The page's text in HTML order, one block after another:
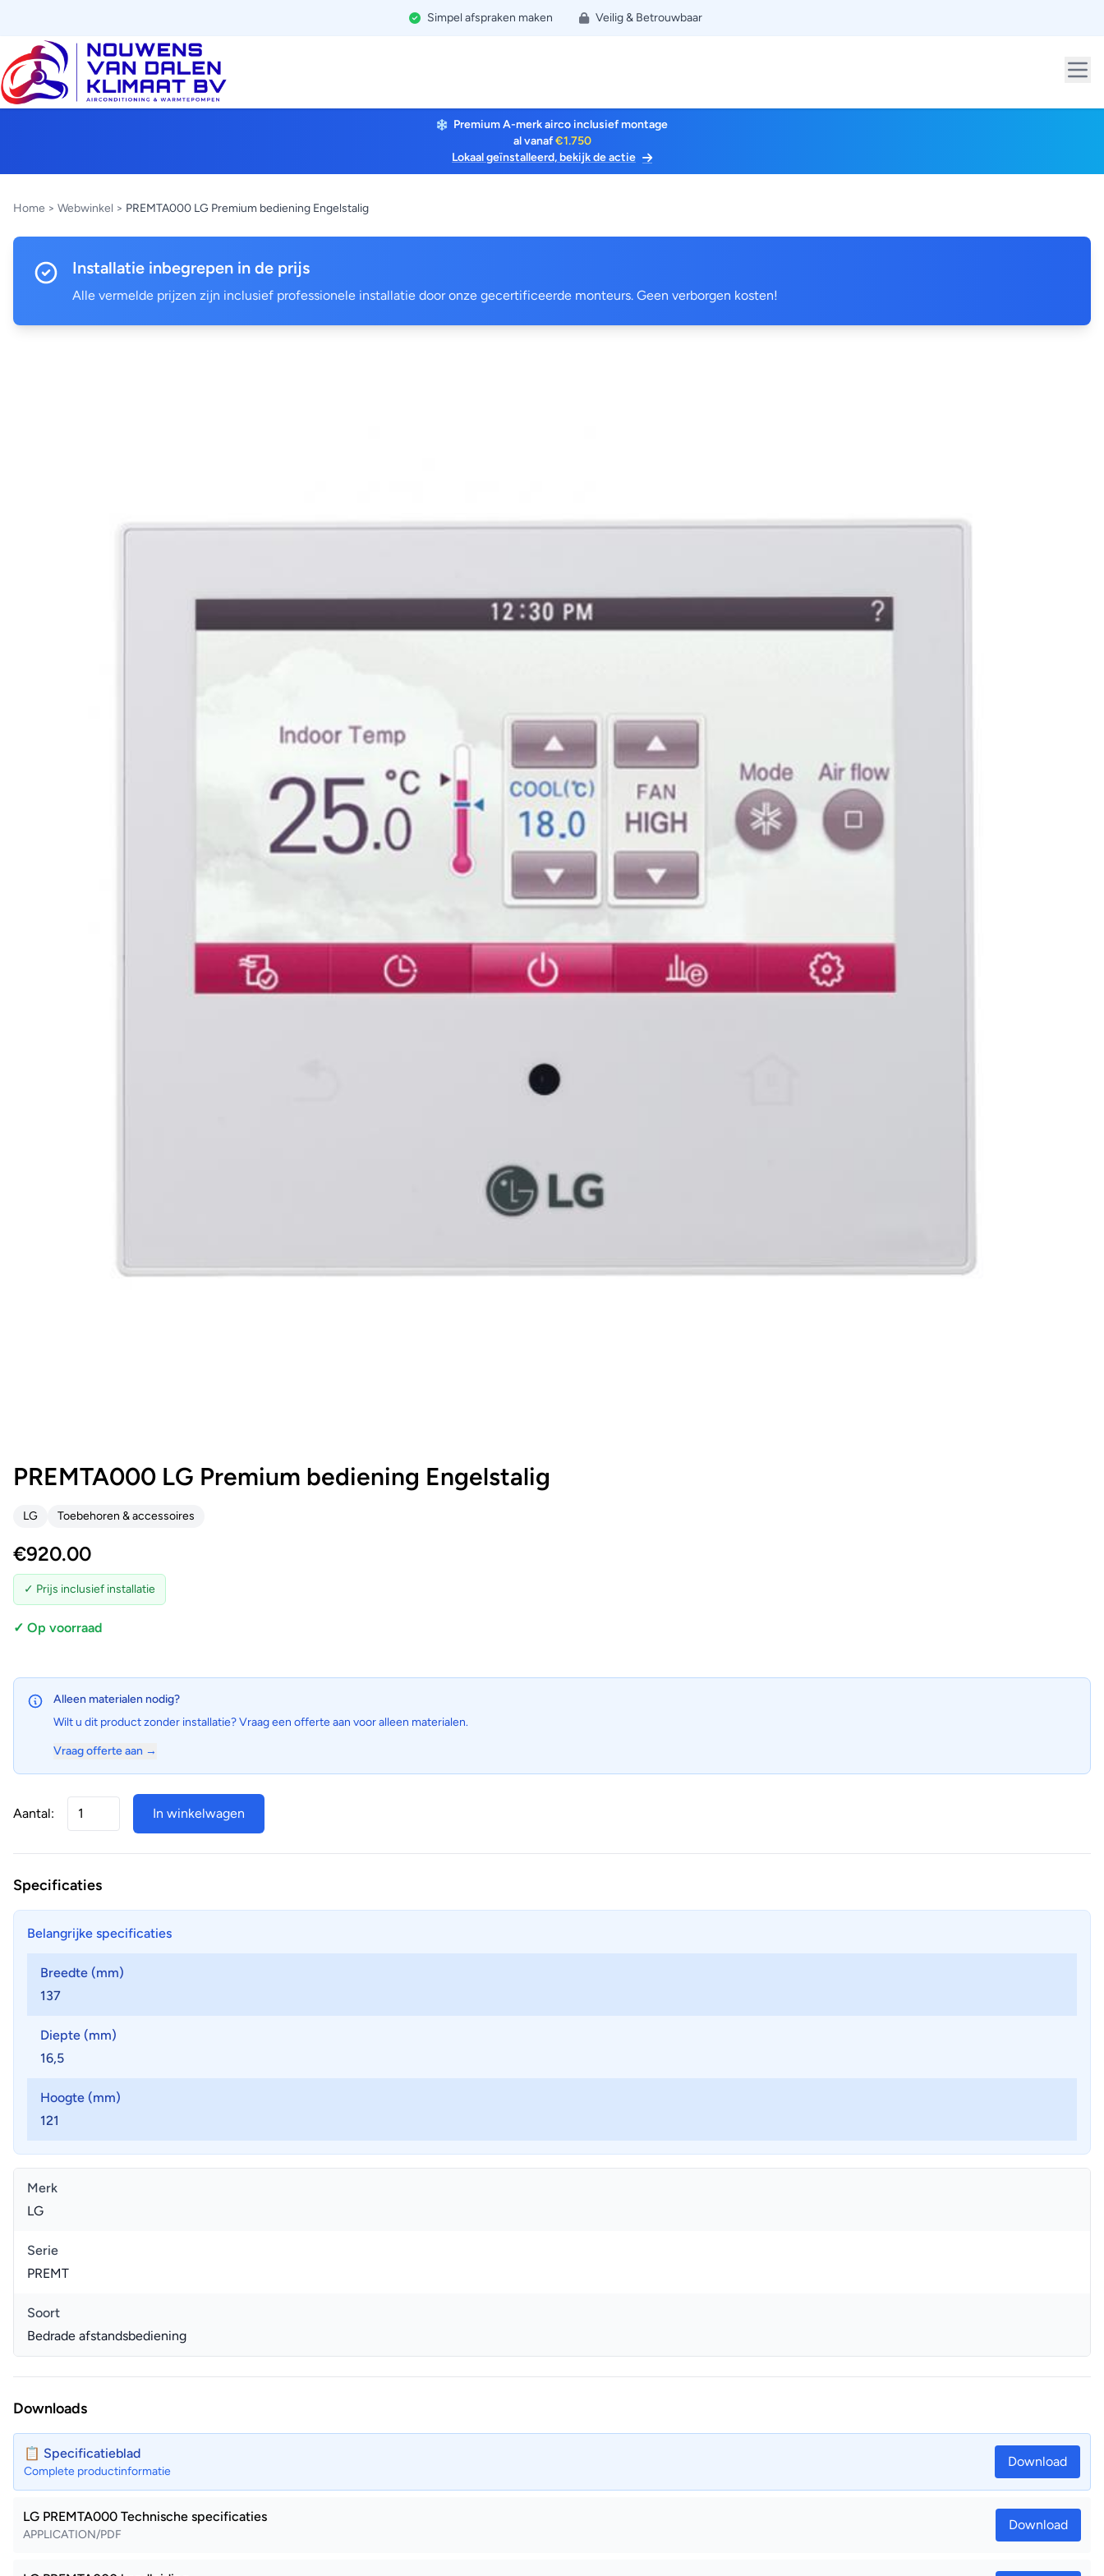
Simpel afspraken maken Veilig & Betrouwbaar
Premium A-merk airco inclusief montage
al vanaf€1.750
Lokaal geïnstalleerd, bekijk de actie
Home > Webwinkel > PREMTA000 LG Premium bediening Engelstalig
Installatie inbegrepen in de prijs
Alle vermelde prijzen zijn inclusief professionele installatie door onze gecertificeerde monteurs. Geen verborgen kosten!
PREMTA000 LG Premium bediening Engelstalig
LG Toebehoren & accessoires
€920.00
✓ Prijs inclusief installatie
✓ Op voorraad
Alleen materialen nodig?
Wilt u dit product zonder installatie? Vraag een offerte aan voor alleen materialen.
Vraag offerte aan →
Aantal: In winkelwagen
Specificaties
Belangrijke specificaties
Breedte (mm)
137
Diepte (mm)
16,5
Hoogte (mm)
121
Merk
LG
Serie
PREMT
Soort
Bedrade afstandsbediening
Downloads
📋 Specificatieblad
Complete productinformatie
Download
LG PREMTA000 Technische specificaties
APPLICATION/PDF
Download